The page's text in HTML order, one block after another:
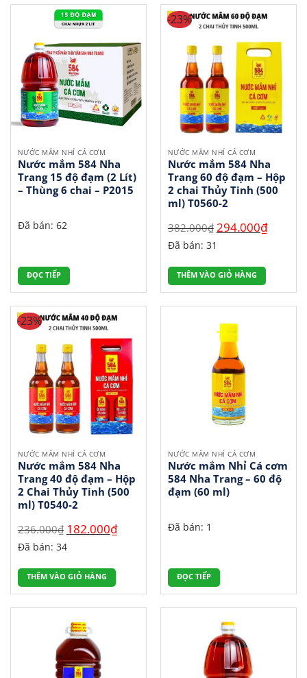
NƯỚC MẮM NHỈ CÁ CƠM
Nước mắm 584 Nha
Trang 15 độ đạm (2 Lít)
– Thùng 6 chai – P2015
Đã bán: 62
ĐỌC TIẾP
-23%
NƯỚC MẮM NHỈ CÁ CƠM
Nước mắm 584 Nha
Trang 60 độ đạm – Hộp
2 chai Thủy Tinh (500
ml) T0560-2
382.000₫ Giá
382.000₫.
294.000₫Giá
Đã bán: 31
THÊM VÀO GIỎ HÀNG
-23%
NƯỚC MẮM NHỈ CÁ CƠM
Nước mắm 584 Nha
Trang 40 độ đạm – Hộp
2 Chai Thủy Tinh (500
ml) T0540-2
236.000₫ Giá
gốc
236.000₫.
182.000₫Giá
Đã bán: 34
THÊM VÀO GIỎ HÀNG
NƯỚC MẮM NHỈ CÁ CƠM
Nước mắm Nhỉ Cá cơm
584 Nha Trang – 60 độ
đạm (60 ml)
Đã bán: 1
ĐỌC TIẾP